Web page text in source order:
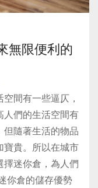
無限便利的
間有一些逼仄，
人們的生活空間有
但隨著生活的物品
寶貴。所以在城市
擇迷你倉，為人們
你倉的儲存優勢